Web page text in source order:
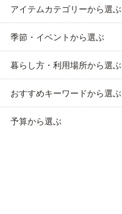
アイテムカテゴリーから選ぶ
季節・イベントから選ぶ
暮らし方・利用場所から選ぶ
おすすめキーワードから選ぶ
予算から選ぶ